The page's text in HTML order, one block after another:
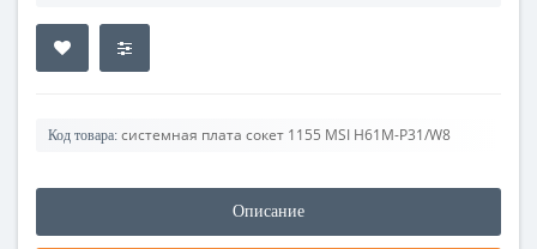
Код товара: системная плата сокет 1155 MSI H61M-P31/W8
Описание